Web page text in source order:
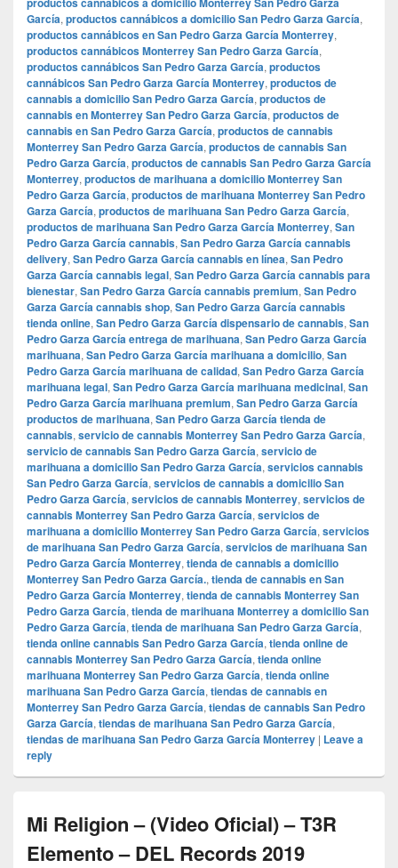
García, productos cannábicos a domicilio San Pedro Garza García,
productos cannábicos en San Pedro Garza García Monterrey,
productos cannábicos Monterrey San Pedro Garza García,
productos cannábicos San Pedro Garza García, productos
cannábicos San Pedro Garza García Monterrey, productos de
cannabis a domicilio San Pedro Garza García, productos de
cannabis en Monterrey San Pedro Garza García, productos de
cannabis en San Pedro Garza García, productos de cannabis
Monterrey San Pedro Garza García, productos de cannabis San
Pedro Garza García, productos de cannabis San Pedro Garza García
Monterrey, productos de marihuana a domicilio Monterrey San
Pedro Garza García, productos de marihuana Monterrey San Pedro
Garza García, productos de marihuana San Pedro Garza García,
productos de marihuana San Pedro Garza García Monterrey, San
Pedro Garza García cannabis, San Pedro Garza García cannabis
delivery, San Pedro Garza García cannabis en línea, San Pedro
Garza García cannabis legal, San Pedro Garza García cannabis para
bienestar, San Pedro Garza García cannabis premium, San Pedro
Garza García cannabis shop, San Pedro Garza García cannabis
tienda online, San Pedro Garza García dispensario de cannabis, San
Pedro Garza García entrega de marihuana, San Pedro Garza García
marihuana, San Pedro Garza García marihuana a domicilio, San
Pedro Garza García marihuana de calidad, San Pedro Garza García
marihuana legal, San Pedro Garza García marihuana medicinal, San
Pedro Garza García marihuana premium, San Pedro Garza García
productos de marihuana, San Pedro Garza García tienda de
cannabis, servicio de cannabis Monterrey San Pedro Garza García,
servicio de cannabis San Pedro Garza García, servicio de
marihuana a domicilio San Pedro Garza García, servicios cannabis
San Pedro Garza García, servicios de cannabis a domicilio San
Pedro Garza García, servicios de cannabis Monterrey, servicios de
cannabis Monterrey San Pedro Garza García, servicios de
marihuana a domicilio Monterrey San Pedro Garza García, servicios
de marihuana San Pedro Garza García, servicios de marihuana San
Pedro Garza García Monterrey, tienda de cannabis a domicilio
Monterrey San Pedro Garza García., tienda de cannabis en San
Pedro Garza García Monterrey, tienda de cannabis Monterrey San
Pedro Garza García, tienda de marihuana Monterrey a domicilio San
Pedro Garza García, tienda de marihuana San Pedro Garza García,
tienda online cannabis San Pedro Garza García, tienda online de
cannabis Monterrey San Pedro Garza García, tienda online
marihuana Monterrey San Pedro Garza García, tienda online
marihuana San Pedro Garza García, tiendas de cannabis en
Monterrey San Pedro Garza García, tiendas de cannabis San Pedro
Garza García, tiendas de marihuana San Pedro Garza García,
tiendas de marihuana San Pedro Garza García Monterrey | Leave a
reply
Mi Religion – (Video Oficial) – T3R
Elemento – DEL Records 2019